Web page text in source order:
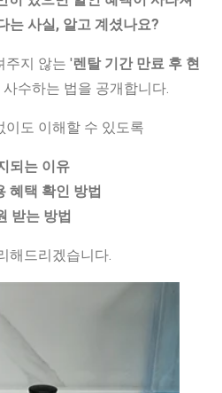
는 사실, 알고 계셨나요?
주지 않는 '렌탈 기간 만료 후 현
사수하는 법을 공개합니다.
이도 이해할 수 있도록
되는 이유
혜택 확인 방법
받는 방법
해드리겠습니다.